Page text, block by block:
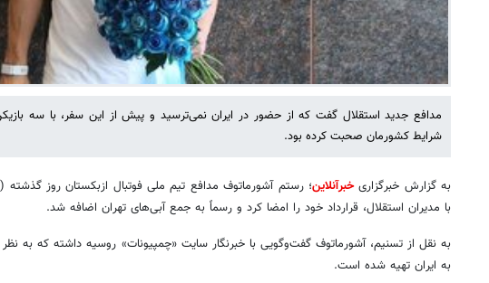
مدافع جدید استقلال گفت که از حضور در ایران نمی‌ترسید و پیش از این سفر، با سه
شرایط کشورمان صحبت کرده بود.
به گزارش خبرگزاریخبرآنلاین؛ رستم آشورماتوف مدافع تیم ملی فوتبال ازبکستان روز گذشته
با مدیران استقلال، قرارداد خود را امضا کرد و رسماً به جمع آبی‌های تهران اضافه شد.
به نقل از تسنیم، آشورماتوف گفت‌وگویی با خبرنگار سایت «چمپیونات» روسیه داشته که به
به ایران تهیه شده است.